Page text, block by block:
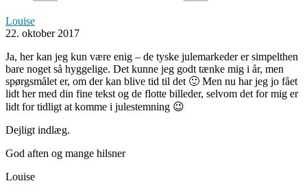
Louise
22. oktober 2017
Ja, her kan jeg kun være enig – de tyske julemarkeder er simpelthen
bare noget så hyggelige. Det kunne jeg godt tænke mig i år, men
spørgsmålet er, om der kan blive tid til det 🙂 Men nu har jeg jo fået
lidt her med din fine tekst og de flotte billeder, selvom det for mig er
lidt for tidligt at komme i julestemning 😉
Dejligt indlæg.
God aften og mange hilsner
Louise